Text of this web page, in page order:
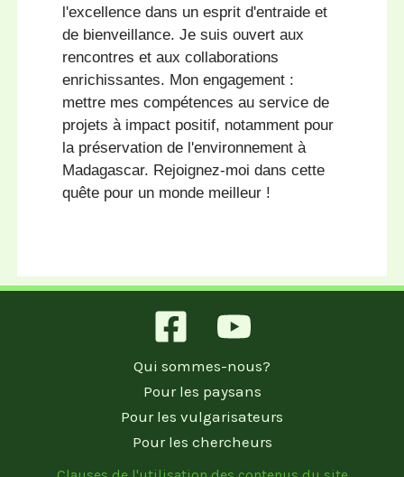
l'excellence dans un esprit d'entraide et
de bienveillance. Je suis ouvert aux
rencontres et aux collaborations
enrichissantes. Mon engagement :
mettre mes compétences au service de
projets à impact positif, notamment pour
la préservation de l'environnement à
Madagascar. Rejoignez-moi dans cette
quête pour un monde meilleur !
Qui sommes-nous?
Pour les paysans
Pour les vulgarisateurs
Pour les chercheurs